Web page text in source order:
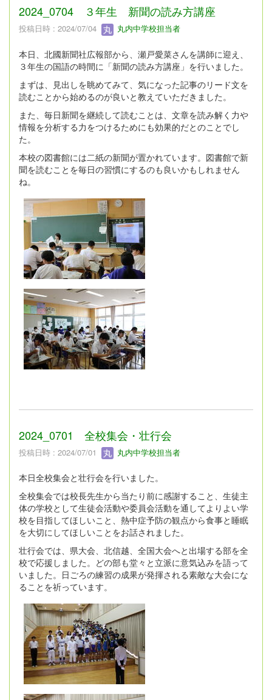
2024_0704 ３年生 新聞の読み方講座
投稿日時 : 2024/07/04 丸内中学校担当者
本日、北國新聞社広報部から、瀬戸愛菜さんを講師に迎え、
３年生の国語の時間に「新聞の読み方講座」を行いました。
まずは、見出しを眺めてみて、気になった記事のリード文を
読むことから始めるのが良いと教えていただきました。
また、毎日新聞を継続して読むことは、文章を読み解く力や
情報を分析する力をつけるためにも効果的だとのことでし
た。
本校の図書館には二紙の新聞が置かれています。図書館で新
聞を読むことを毎日の習慣にするのも良いかもしれません
ね。
2024_0701 全校集会・壮行会
投稿日時 : 2024/07/01 丸内中学校担当者
本日全校集会と壮行会を行いました。
全校集会では校長先生から当たり前に感謝すること、生徒主
体の学校として生徒会活動や委員会活動を通してよりよい学
校を目指してほしいこと、熱中症予防の観点から食事と睡眠
を大切にしてほしいことをお話されました。
壮行会では、県大会、北信越、全国大会へと出場する部を全
校で応援しました。どの部も堂々と立派に意気込みを語って
いました。日ごろの練習の成果が発揮される素敵な大会にな
ることを祈っています。